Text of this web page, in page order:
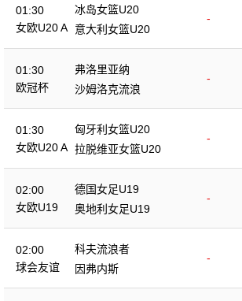
01:30
女欧U20 A
冰岛女篮U20
-
意大利女篮U20
01:30
欧冠杯
弗洛里亚纳
-
沙姆洛克流浪
01:30
女欧U20 A
匈牙利女篮U20
-
拉脱维亚女篮U20
02:00
女欧U19
德国女足U19
-
奥地利女足U19
02:00
球会友谊
科夫流浪者
-
因弗内斯